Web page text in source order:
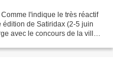
l'indique le très réactif
édition de Satiridax (2-5 juin
avec le concours de la ville